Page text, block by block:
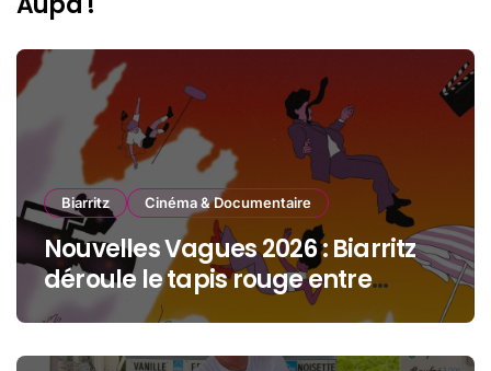
Biarritz Cinéma & Documentaire
Nouvelles Vagues 2026 : Biarritz
déroule le tapis rouge entre
océan, jeunesse et cinéma